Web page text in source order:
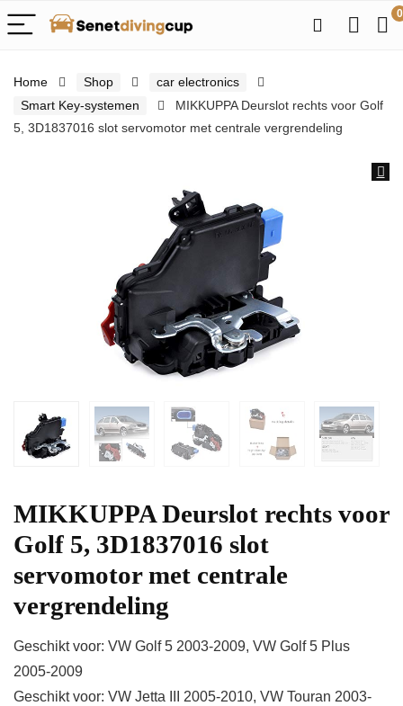
0
Home Shop
car electronics
Smart Key-systemen
MIKKUPPA Deurslot rechts voor Golf
5, 3D1837016 slot servomotor met centrale vergrendeling
MIKKUPPA Deurslot rechts voor
Golf 5, 3D1837016 slot
servomotor met centrale
vergrendeling
Geschikt voor: VW Golf 5 2003-2009, VW Golf 5 Plus
2005-2009
Geschikt voor: VW Jetta III 2005-2010, VW Touran 2003-